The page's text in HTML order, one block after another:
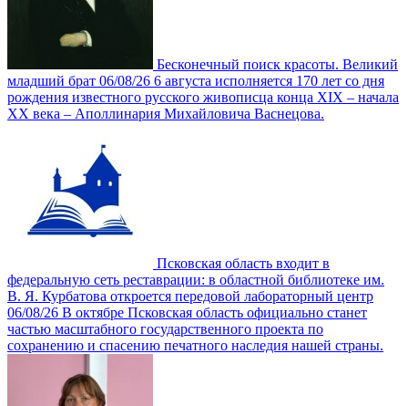
Бесконечный поиск красоты. Великий
младший брат 06/08/26 6 августа исполняется 170 лет со дня
рождения известного русского живописца конца XIX – начала
XX века ‒ Аполлинария Михайловича Васнецова.
Псковская область входит в
федеральную сеть реставрации: в областной библиотеке им.
В. Я. Курбатова откроется передовой лабораторный центр
06/08/26 В октябре Псковская область официально станет
частью масштабного государственного проекта по
сохранению и спасению печатного наследия нашей страны.